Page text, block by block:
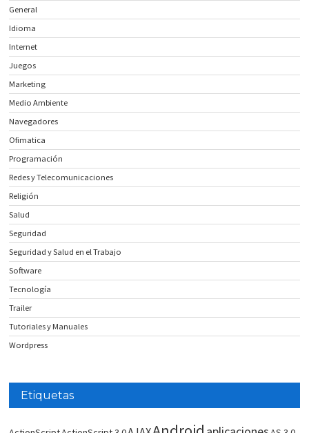
General
Idioma
Internet
Juegos
Marketing
Medio Ambiente
Navegadores
Ofimatica
Programación
Redes y Telecomunicaciones
Religión
Salud
Seguridad
Seguridad y Salud en el Trabajo
Software
Tecnología
Trailer
Tutoriales y Manuales
Wordpress
Etiquetas